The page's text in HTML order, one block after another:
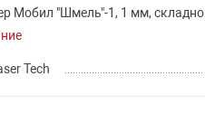
Мобил "Шмель"-1, 1 мм,
Tech